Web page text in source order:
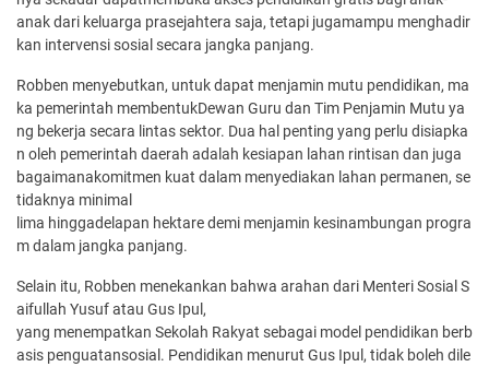
anak dari keluarga prasejahtera saja, tetapi jugamampu menghadir
kan intervensi sosial secara jangka panjang.
Robben menyebutkan, untuk dapat menjamin mutu pendidikan, ma
ka pemerintah membentukDewan Guru dan Tim Penjamin Mutu ya
ng bekerja secara lintas sektor. Dua hal penting yang perlu disiapka
n oleh pemerintah daerah adalah kesiapan lahan rintisan dan juga
bagaimanakomitmen kuat dalam menyediakan lahan permanen, se
tidaknya minimal
lima hinggadelapan hektare demi menjamin kesinambungan progra
m dalam jangka panjang.
Selain itu, Robben menekankan bahwa arahan dari Menteri Sosial S
aifullah Yusuf atau Gus Ipul,
yang menempatkan Sekolah Rakyat sebagai model pendidikan berb
asis penguatansosial. Pendidikan menurut Gus Ipul, tidak boleh dile